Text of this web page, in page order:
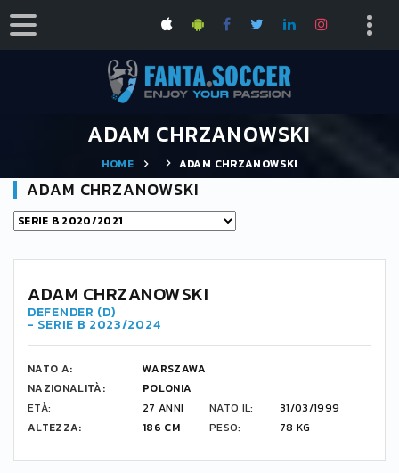
ADAM CHRZANOWSKI
HOME ADAM CHRZANOWSKI
ADAM CHRZANOWSKI
ADAM CHRZANOWSKI
DEFENDER (D)
- SERIE B 2023/2024
NATO A:
WARSZAWA
NAZIONALITÀ:
POLONIA
ETÀ:
27 ANNI NATO IL:
31/03/1999
ALTEZZA:
186 CM PESO: 78 KG